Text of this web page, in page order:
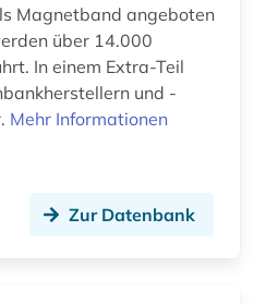
Magnetband angeboten
über 14.000
In einem Extra-Teil
und -
Mehr Informationen
Zur Datenbank